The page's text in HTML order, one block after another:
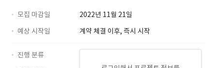
모집 마감일
2022년 11월 21일
예상 시작일
계약 체결 이후, 즉시 시작
진행 분류